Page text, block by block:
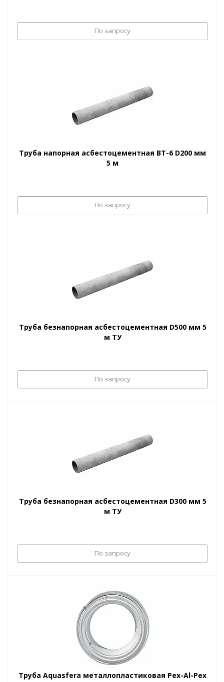
По запросу
Труба напорная асбестоцементная ВТ-6 D200 мм
5 м
По запросу
Труба безнапорная асбестоцементная D500 мм 5
м ТУ
По запросу
Труба безнапорная асбестоцементная D300 мм 5
м ТУ
По запросу
Труба Aquasfera металлопластиковая Pex-Al-Pex